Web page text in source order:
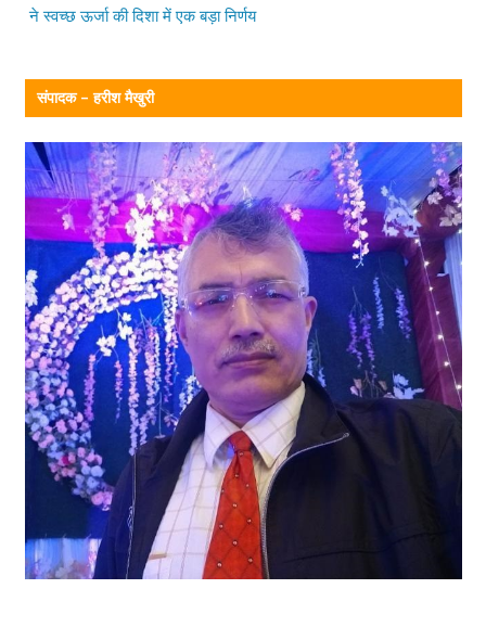
ने स्वच्छ ऊर्जा की दिशा में एक बड़ा निर्णय
संपादक – हरीश मैखुरी